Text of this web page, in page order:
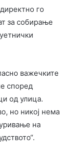
го
за собирање
важечките
според
од улица.
но никој нема
на